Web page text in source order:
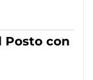
Posto con